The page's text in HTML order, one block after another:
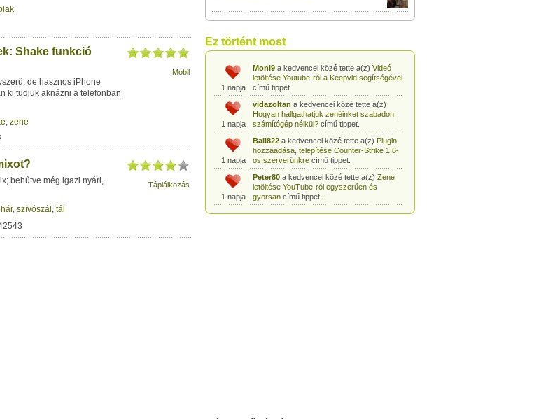
Shake funkció
de hasznos iPhone
ki tudjuk aknázni a telefonban
, zene
Mobil
behűtve még igazi nyári,
, szívószál , tál
Táplálkozás
Ez történt most
1 napja
hónapos kortólcímű tippet.
1 napja
Babakonyha - Alma-banán püré készítése
egyszerűencímű tippet.
1 napja
Moni9a kedvencei közé tette a(z) Videó
letöltése Youtube-ról a Keepvid segítségével
című tippet.
1 napja
vidazoltan a kedvencei közé tette a(z)
Hogyan hallgathatjuk zenéinket szabadon,
számítógép nélkül?című tippet.
1 napja
Bali822a kedvencei közé tette a(z) Plugin
hozzáadása, telepítése Counter-Strike 1.6-
os szerverünkrecímű tippet.
1 napja
Peter80a kedvencei közé tette a(z) Zene
letöltése YouTube-ról egyszerűen és
gyorsancímű tippet.
Heni77a kedvencei közé tette a(z)Counter